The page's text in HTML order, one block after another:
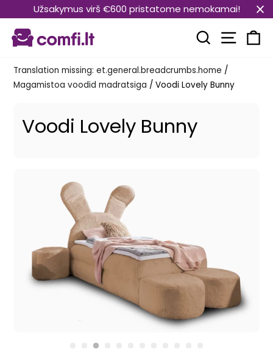
Translation
missing:
et.general.accessibility.skip_to_content
Užsakymus virš €600 pristatome nemokamai!
Translation
Translation missing: et.general.breadcrumbs.home /
Magamistoa voodid madratsiga / Voodi Lovely Bunny
Voodi Lovely Bunny